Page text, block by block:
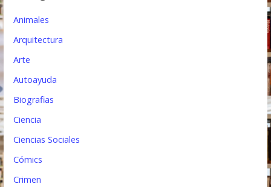
n
d
a
Animales
Arquitectura
Arte
Autoayuda
Biografias
Ciencia
Ciencias Sociales
Cómics
Crimen